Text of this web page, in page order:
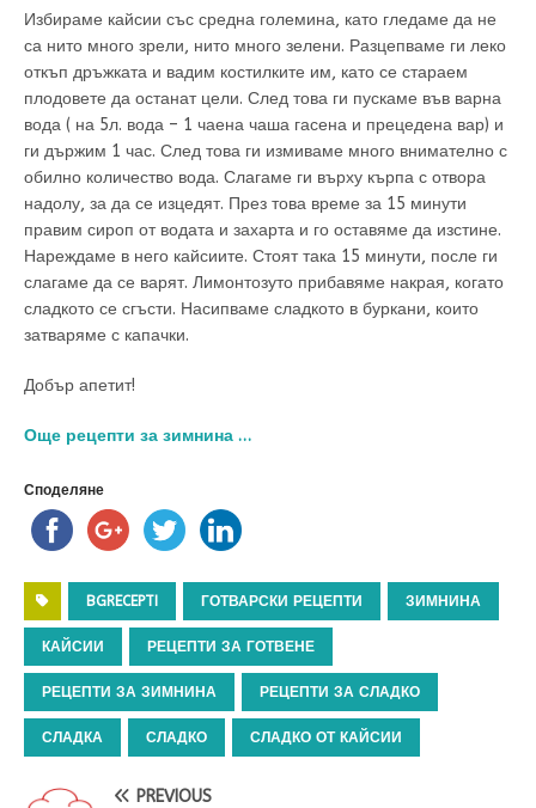
Избираме кайсии със средна големина, като гледаме да не
са нито много зрели, нито много зелени. Разцепваме ги леко
откъп дръжката и вадим костилките им, като се стараем
плодовете да останат цели. След това ги пускаме във варна
вода ( на 5л. вода – 1 чаена чаша гасена и прецедена вар) и
ги държим 1 час. След това ги измиваме много внимателно с
обилно количество вода. Слагаме ги върху кърпа с отвора
надолу, за да се изцедят. През това време за 15 минути
правим сироп от водата и захарта и го оставяме да изстине.
Нареждаме в него кайсиите. Стоят така 15 минути, после ги
слагаме да се варят. Лимонтозуто прибавяме накрая, когато
сладкото се сгъсти. Насипваме сладкото в буркани, които
затваряме с капачки.
Добър апетит!
Още рецепти за зимнина …
Споделяне
BGRECEPTI ГОТВАРСКИ РЕЦЕПТИ ЗИМНИНА
КАЙСИИ РЕЦЕПТИ ЗА ГОТВЕНЕ
РЕЦЕПТИ ЗА ЗИМНИНА РЕЦЕПТИ ЗА СЛАДКО
СЛАДКА СЛАДКО СЛАДКО ОТ КАЙСИИ
PREVIOUS